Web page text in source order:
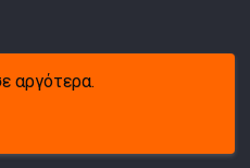
αργότερα.